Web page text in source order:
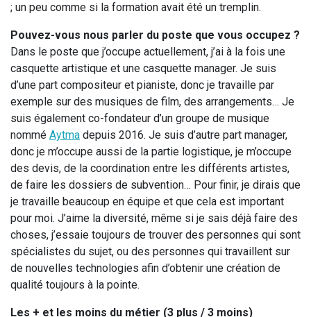
; un peu comme si la formation avait été un tremplin.
Pouvez-vous nous parler du poste que vous occupez ?
Dans le poste que j’occupe actuellement, j’ai à la fois une
casquette artistique et une casquette manager. Je suis
d’une part compositeur et pianiste, donc je travaille par
exemple sur des musiques de film, des arrangements… Je
suis également co-fondateur d’un groupe de musique
nommé Aytma depuis 2016. Je suis d’autre part manager,
donc je m’occupe aussi de la partie logistique, je m’occupe
des devis, de la coordination entre les différents artistes,
de faire les dossiers de subvention… Pour finir, je dirais que
je travaille beaucoup en équipe et que cela est important
pour moi. J’aime la diversité, même si je sais déjà faire des
choses, j’essaie toujours de trouver des personnes qui sont
spécialistes du sujet, ou des personnes qui travaillent sur
de nouvelles technologies afin d’obtenir une création de
qualité toujours à la pointe.
Les + et les moins du métier (3 plus / 3 moins)